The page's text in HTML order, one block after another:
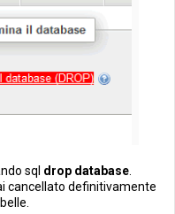
sql drop database
cancellato definitivamente